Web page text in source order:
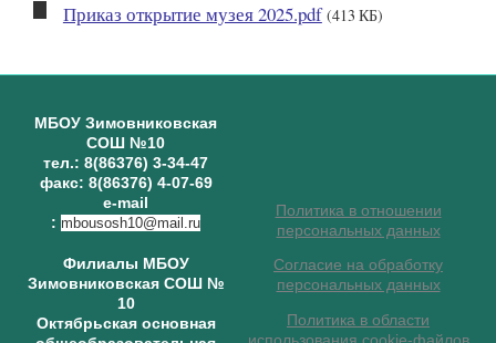
Приказ открытие музея 2025.pdf (413 КБ)
МБОУ Зимовниковская
СОШ №10
тел.: 8(86376) 3-34-47
факс: 8(86376) 4-07-69
e-mail
: mbousosh10@mail.ru
Филиалы МБОУ
Зимовниковская СОШ №
10
Октябрьская основная
Политика в отношении
персональных данных
Согласие на обработку
персональных данных
Политика в области
использования cookie-файлов